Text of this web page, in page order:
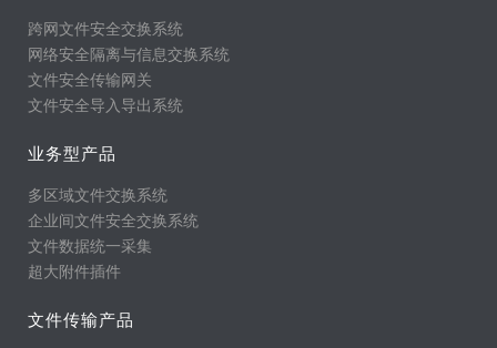
跨网文件安全交换系统
网络安全隔离与信息交换系统
文件安全传输网关
文件安全导入导出系统
业务型产品
多区域文件交换系统
企业间文件安全交换系统
文件数据统一采集
超大附件插件
文件传输产品